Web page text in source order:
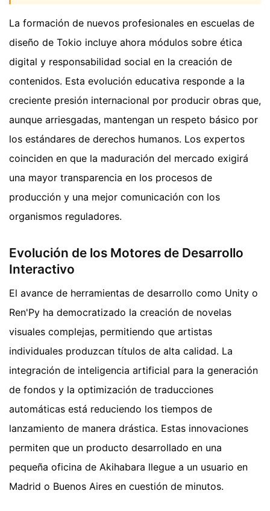
La formación de nuevos profesionales en escuelas de
diseño de Tokio incluye ahora módulos sobre ética
digital y responsabilidad social en la creación de
contenidos. Esta evolución educativa responde a la
creciente presión internacional por producir obras que,
aunque arriesgadas, mantengan un respeto básico por
los estándares de derechos humanos. Los expertos
coinciden en que la maduración del mercado exigirá
una mayor transparencia en los procesos de
producción y una mejor comunicación con los
organismos reguladores.
Evolución de los Motores de Desarrollo
Interactivo
El avance de herramientas de desarrollo como Unity o
Ren'Py ha democratizado la creación de novelas
visuales complejas, permitiendo que artistas
individuales produzcan títulos de alta calidad. La
integración de inteligencia artificial para la generación
de fondos y la optimización de traducciones
automáticas está reduciendo los tiempos de
lanzamiento de manera drástica. Estas innovaciones
permiten que un producto desarrollado en una
pequeña oficina de Akihabara llegue a un usuario en
Madrid o Buenos Aires en cuestión de minutos.